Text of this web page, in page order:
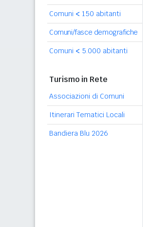
Comuni < 150 abitanti
Comuni/fasce demografiche
Comuni < 5.000 abitanti
Turismo in Rete
Associazioni di Comuni
Itinerari Tematici Locali
Bandiera Blu 2026